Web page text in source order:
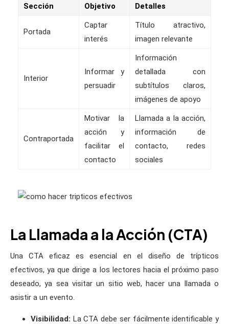
Sección Objetivo Detalles
Portada
Captar
interés
Título atractivo,
imagen relevante
Interior
Informar y
persuadir
Información
detallada con
subtítulos claros,
imágenes de apoyo
Contraportada
Motivar la
acción y
facilitar el
contacto
Llamada a la acción,
información de
contacto, redes
sociales
La Llamada a la Acción (CTA)
Una CTA eficaz es esencial en el diseño de trípticos
efectivos, ya que dirige a los lectores hacia el próximo paso
deseado, ya sea visitar un sitio web, hacer una llamada o
asistir a un evento.
Visibilidad: La CTA debe ser fácilmente identificable y